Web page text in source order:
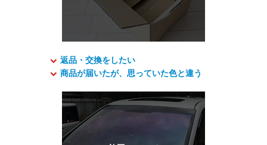
返品・交換をしたい
商品が届いたが、思っていた色と違う